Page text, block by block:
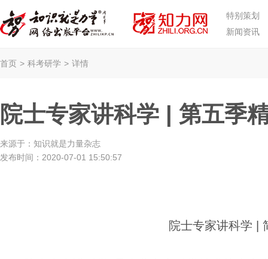
特别策划
新闻资讯
首页 > 科考研学 > 详情
院士专家讲科学 | 第五季
来源于： 知识就是力量杂志
发布时间： 2020-07-01 15:50:57
院士专家讲科学 |